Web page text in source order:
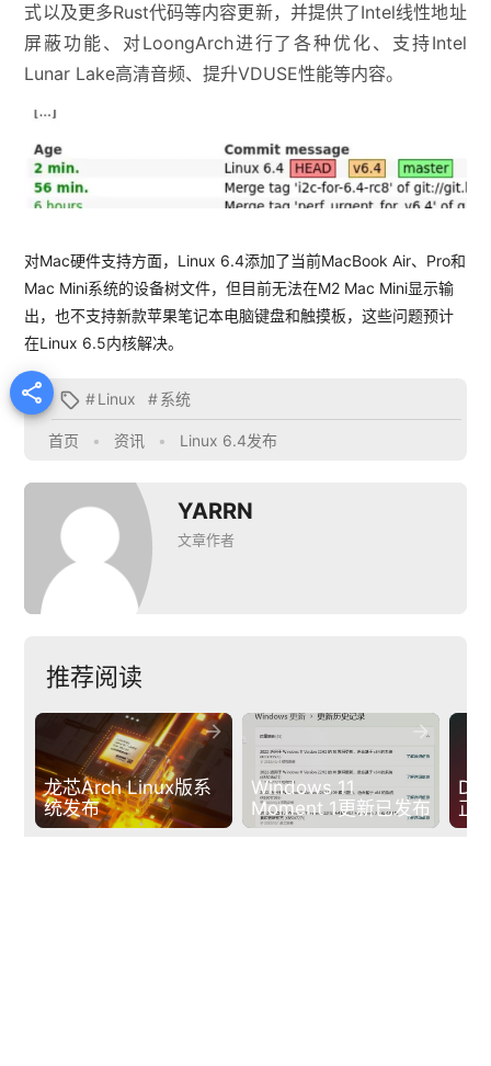
式以及更多Rust代码等内容更新，并提供了Intel线性地址
屏蔽功能、对LoongArch进行了各种优化、支持Intel
Lunar Lake高清音频、提升VDUSE性能等内容。
对Mac硬件支持方面，Linux 6.4添加了当前MacBook Air、Pro和
Mac Mini系统的设备树文件，但目前无法在M2 Mac Mini显示输
出，也不支持新款苹果笔记本电脑键盘和触摸板，这些问题预计
在Linux 6.5内核解决。
  #Linux #系统
首页 • 资讯 • Linux 6.4发布
YARRN
文章作者
推荐阅读
龙芯Arch Linux版系
统发布

Windows 11
Moment 1更新已发布

正